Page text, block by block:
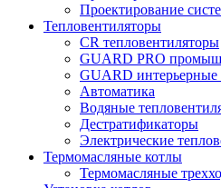
Проектирование
Тепловентиляторы
CR тепловентиляторы
GUARD PRO
GUARD интерьерные
Автоматика
Водяные
Дестратификаторы
Электрические
Термомасляные котлы
Термомасляные